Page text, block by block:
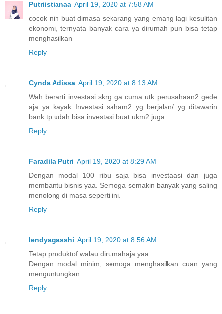
Putriistianaa April 19, 2020 at 7:58 AM
cocok nih buat dimasa sekarang yang emang lagi kesulitan
ekonomi, ternyata banyak cara ya dirumah pun bisa tetap
menghasilkan
Reply
Cynda Adissa April 19, 2020 at 8:13 AM
Wah berarti investasi skrg ga cuma utk perusahaan2 gede
aja ya kayak Investasi saham2 yg berjalan/ yg ditawarin
bank tp udah bisa investasi buat ukm2 juga
Reply
Faradila Putri April 19, 2020 at 8:29 AM
Dengan modal 100 ribu saja bisa investaasi dan juga
membantu bisnis yaa. Semoga semakin banyak yang saling
menolong di masa seperti ini.
Reply
lendyagasshi April 19, 2020 at 8:56 AM
Tetap produktof walau dirumahaja yaa..
Dengan modal minim, semoga menghasilkan cuan yang
menguntungkan.
Reply